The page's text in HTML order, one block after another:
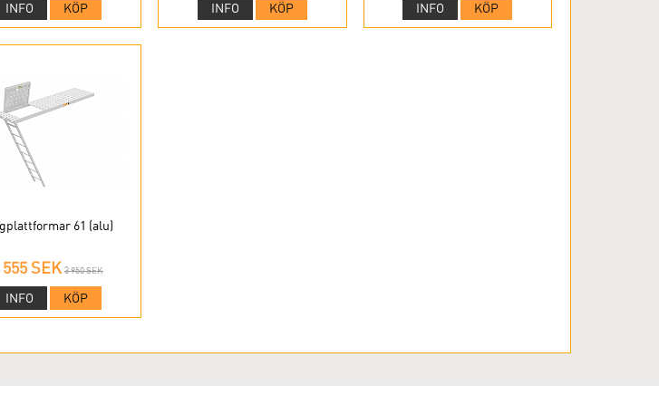
INFO KÖP INFO KÖP INFO KÖP
61 (alu)
555 SEK 3 950 SEK
INFO KÖP